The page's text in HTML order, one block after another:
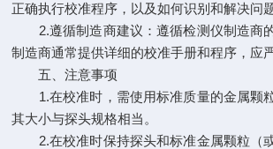
正确执行校准程序，以及如何识别和解决问题
2.遵循制造商建议：遵循检测仪制造商的
制造商通常提供详细的校准手册和程序，应
五、注意事项
1.在校准时，需使用标准质量的金属颗
其大小与探头规格相当。
2.在校准时保持探头和标准金属颗粒（